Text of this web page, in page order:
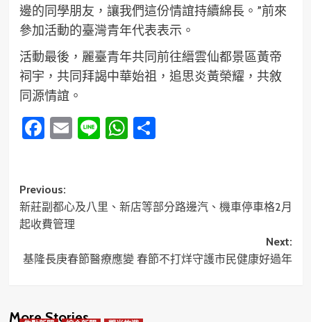
邊的同學朋友，讓我們這份情誼持續綿長。”前來
參加活動的臺灣青年代表表示。
活動最後，麗臺青年共同前往縉雲仙都景區黃帝
祠宇，共同拜謁中華始祖，追思炎黃榮耀，共敘
同源情誼。
Facebook
Email
LineWhatsApp
分
Post
navigation
Previous:
新莊副都心及八里、新店等部分路邊汽、機車停車格2月
起收費管理
Next:
基隆長庚春節醫療應變 春節不打烊守護市民健康好過年
More Stories